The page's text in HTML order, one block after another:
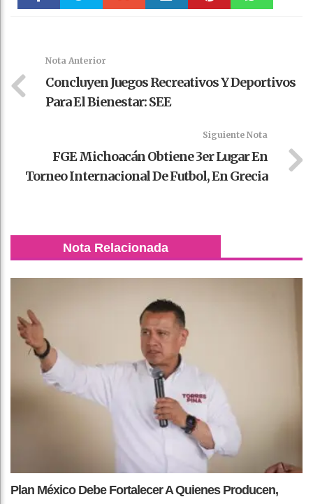
Nota Anterior
Concluyen Juegos Recreativos Y Deportivos
Para El Bienestar: SEE
Siguiente Nota
FGE Michoacán Obtiene 3er Lugar En
Torneo Internacional De Futbol, En Grecia
Nota Relacionada
Plan México Debe Fortalecer A Quienes Producen,